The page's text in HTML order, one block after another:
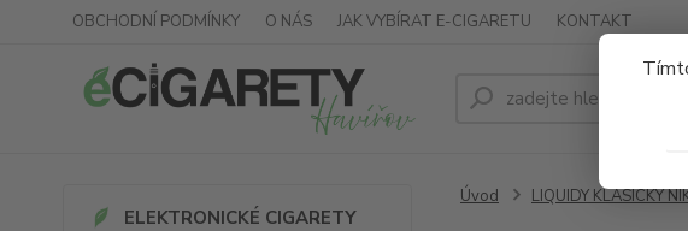
OBCHODNÍ PODMÍNKY O NÁS JAK VYBÍRAT E-CIGARETU KONTAKT
ELEKTRONICKÉ CIGARETY
Úvod LIQUIDY KLASICKÝ